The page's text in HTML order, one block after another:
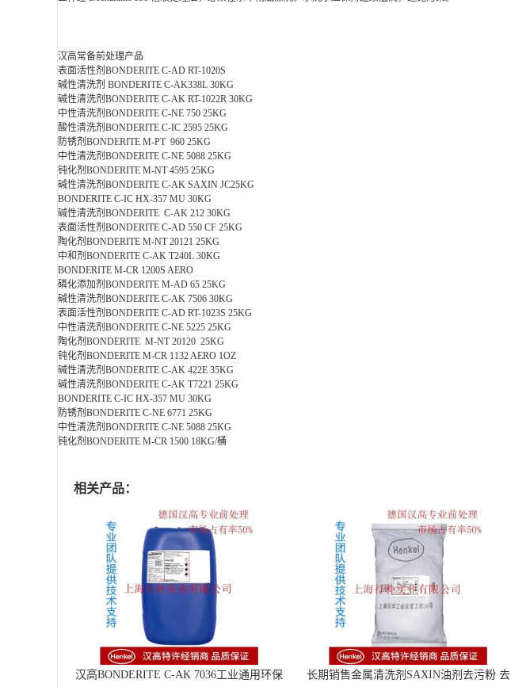
汉高常备前处理产品
表面活性剂BONDERITE C-AD RT-1020S
碱性清洗剂 BONDERITE C-AK338L 30KG
碱性清洗剂BONDERITE C-AK RT-1022R 30KG
中性清洗剂BONDERITE C-NE 750 25KG
酸性清洗剂BONDERITE C-IC 2595 25KG
防锈剂BONDERITE M-PT 960 25KG
中性清洗剂BONDERITE C-NE 5088 25KG
钝化剂BONDERITE M-NT 4595 25KG
碱性清洗剂BONDERITE C-AK SAXIN JC25KG
BONDERITE C-IC HX-357 MU 30KG
碱性清洗剂BONDERITE C-AK 212 30KG
表面活性剂BONDERITE C-AD 550 CF 25KG
陶化剂BONDERITE M-NT 20121 25KG
中和剂BONDERITE C-AK T240L 30KG
BONDERITE M-CR 1200S AERO
磷化添加剂BONDERITE M-AD 65 25KG
碱性清洗剂BONDERITE C-AK 7506 30KG
表面活性剂BONDERITE C-AD RT-1023S 25KG
中性清洗剂BONDERITE C-NE 5225 25KG
陶化剂BONDERITE M-NT 20120 25KG
钝化剂BONDERITE M-CR 1132 AERO 1OZ
碱性清洗剂BONDERITE C-AK 422E 35KG
碱性清洗剂BONDERITE C-AK T7221 25KG
BONDERITE C-IC HX-357 MU 30KG
防锈剂BONDERITE C-NE 6771 25KG
中性清洗剂BONDERITE C-NE 5088 25KG
钝化剂BONDERITE M-CR 1500 18KG/桶
相关产品：
汉高BONDERITE C-AK 7036工业通用环保 长期销售金属清洗剂SAXIN油剂去污粉 去